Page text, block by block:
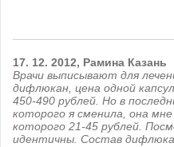
17. 12. 2012, Рамина Казань
Врачи выписывают для
дифлюкан, цена одной
450-490 рублей. Но в
которого я сменила, она
которого 21-45 рублей.
идентичны. Состав